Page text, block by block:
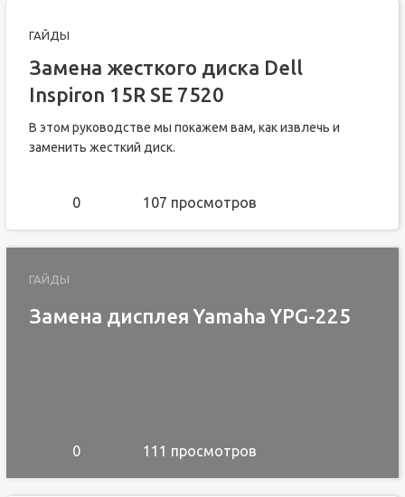
ГАЙДЫ
Замена жесткого диска Dell
Inspiron 15R SE 7520
В этом руководстве мы покажем вам, как извлечь и
заменить жесткий диск.
0 107 просмотров
ГАЙДЫ
Замена дисплея Yamaha YPG-225
0 111 просмотров